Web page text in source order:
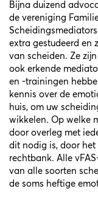
Bijna duizend
de vereniging
extra gestudeerd en
van scheiden. Ze
ook erkende
en -trainingen
kennis over de
huis, om uw
wikkelen. Op welke
door overleg met
dit nodig is, door het
rechtbank. Alle
van alle soorten
de soms heftige